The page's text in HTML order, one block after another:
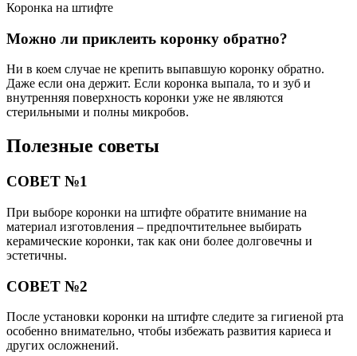
Коронка на штифте
Можно ли приклеить коронку обратно?
Ни в коем случае не крепить выпавшую коронку обратно.
Даже если она держит. Если коронка выпала, то и зуб и
внутренняя поверхность коронки уже не являются
стерильными и полны микробов.
Полезные советы
СОВЕТ №1
При выборе коронки на штифте обратите внимание на
материал изготовления – предпочтительнее выбирать
керамические коронки, так как они более долговечны и
эстетичны.
СОВЕТ №2
После установки коронки на штифте следите за гигиеной рта
особенно внимательно, чтобы избежать развития кариеса и
других осложнений.